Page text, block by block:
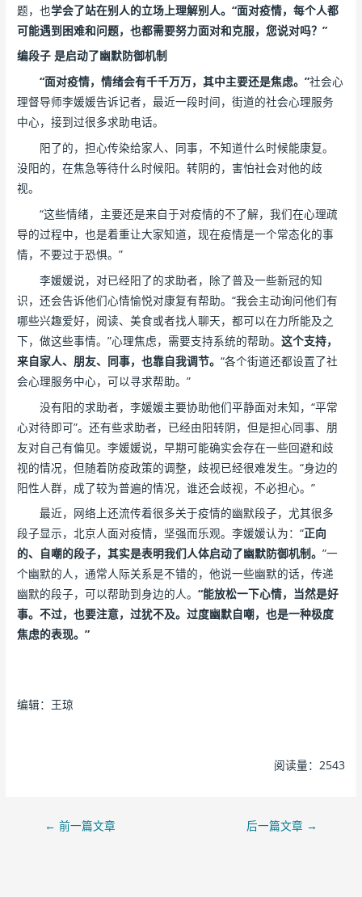
题，也学会了站在别人的立场上理解别人。“面对疫情，每个人都
可能遇到困难和问题，也都需要努力面对和克服，您说对吗？”
编段子 是启动了幽默防御机制
“面对疫情，情绪会有千千万万，其中主要还是焦虑。”社会心
理督导师李媛媛告诉记者，最近一段时间，街道的社会心理服务
中心，接到过很多求助电话。
阳了的，担心传染给家人、同事，不知道什么时候能康复。
没阳的，在焦急等待什么时候阳。转阴的，害怕社会对他的歧
视。
“这些情绪，主要还是来自于对疫情的不了解，我们在心理疏
导的过程中，也是着重让大家知道，现在疫情是一个常态化的事
情，不要过于恐惧。”
李媛媛说，对已经阳了的求助者，除了普及一些新冠的知
识，还会告诉他们心情愉悦对康复有帮助。“我会主动询问他们有
哪些兴趣爱好，阅读、美食或者找人聊天，都可以在力所能及之
下，做这些事情。”心理焦虑，需要支持系统的帮助。这个支持，
来自家人、朋友、同事，也靠自我调节。“各个街道还都设置了社
会心理服务中心，可以寻求帮助。”
没有阳的求助者，李媛媛主要协助他们平静面对未知，“平常
心对待即可”。还有些求助者，已经由阳转阴，但是担心同事、朋
友对自己有偏见。李媛媛说，早期可能确实会存在一些回避和歧
视的情况，但随着防疫政策的调整，歧视已经很难发生。“身边的
阳性人群，成了较为普遍的情况，谁还会歧视，不必担心。”
最近，网络上还流传着很多关于疫情的幽默段子，尤其很多
段子显示，北京人面对疫情，坚强而乐观。李媛媛认为：“正向
的、自嘲的段子，其实是表明我们人体启动了幽默防御机制。”一
个幽默的人，通常人际关系是不错的，他说一些幽默的话，传递
幽默的段子，可以帮助到身边的人。“能放松一下心情，当然是好
事。不过，也要注意，过犹不及。过度幽默自嘲，也是一种极度
焦虑的表现。”
编辑：王琼
阅读量：2543
← 前一篇文章 后一篇文章 →